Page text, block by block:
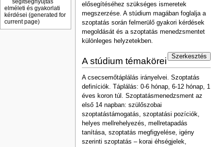
elősegítéséhez szüksé­ges ismeretek
megszerzése. A stúdium magában foglalja a
szoptatás során felmerülő gyakori kérdések
megoldását és a szoptatás menedzsmentet
különleges helyzetekben.
Szerkesztés
A stúdium témakörei
A csecsemőtáplálás irányelvei. Szoptatás
definíciók. Táplálás: 0-6 hónap, 6-12 hónap, 1
éves koron túl. Szoptatásmenedzsment az
első 14 napban: szülőszobai
szoptatástámogatás, szop­tatási pozíciók,
helyes mellrehelyezés, mellretapadás
tanítása, szoptatás megfigyelése, igény
szerinti szoptatás – korai éhségjelek,